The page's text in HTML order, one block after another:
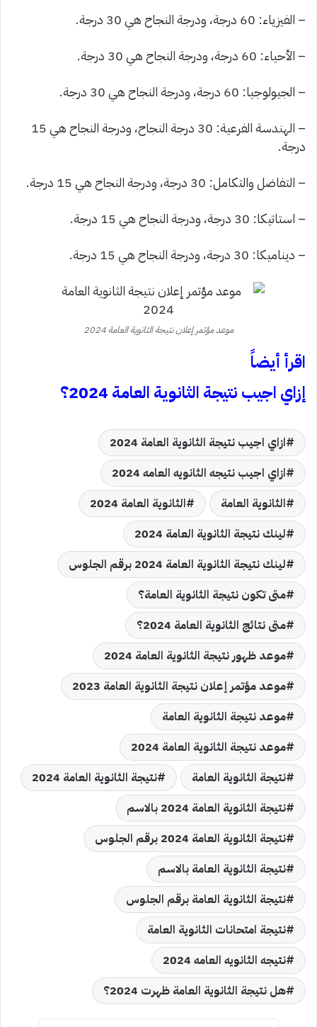
– الفيزياء: 60 درجة، ودرجة النجاح هي 30 درجة.
– الأحياء: 60 درجة، ودرجة النجاح هي 30 درجة.
– الجيولوجيا: 60 درجة، ودرجة النجاح هي 30 درجة.
– الهندسة الفرعية: 30 درجة النجاح، ودرجة النجاح هي 15
درجة.
– التفاضل والتكامل: 30 درجة، ودرجة النجاح هي 15 درجة.
– استاتيكا: 30 درجة، ودرجة النجاح هي 15 درجة.
– ديناميكا: 30 درجة، ودرجة النجاح هي 15 درجة.
موعد مؤتمر إعلان نتيجة الثانوية العامة 2024
اقرأ أيضاً
إزاي اجيب نتيجة الثانوية العامة 2024؟
ازاي اجيب نتيجة الثانوية العامة 2024
ازاي اجيب نتيجه الثانويه العامه 2024
الثانوية العامة
الثانوية العامة 2024
لينك نتيجة الثانوية العامة 2024
لينك نتيجة الثانوية العامة 2024 برقم الجلوس
متى تكون نتيجة الثانوية العامة؟
متى نتائج الثانوية العامة 2024؟
موعد ظهور نتيجة الثانوية العامة 2024
موعد مؤتمر إعلان نتيجة الثانوية العامة 2023
موعد نتيجة الثانوية العامة
موعد نتيجة الثانوية العامة 2024
نتيجة الثانوية العامة
نتيجة الثانوية العامة 2024
نتيجة الثانوية العامة 2024 بالاسم
نتيجة الثانوية العامة 2024 برقم الجلوس
نتيجة الثانوية العامة بالاسم
نتيجة الثانوية العامة برقم الجلوس
نتيجة امتحانات الثانوية العامة
نتيجه الثانويه العامه 2024
هل نتيجة الثانوية العامة ظهرت 2024؟